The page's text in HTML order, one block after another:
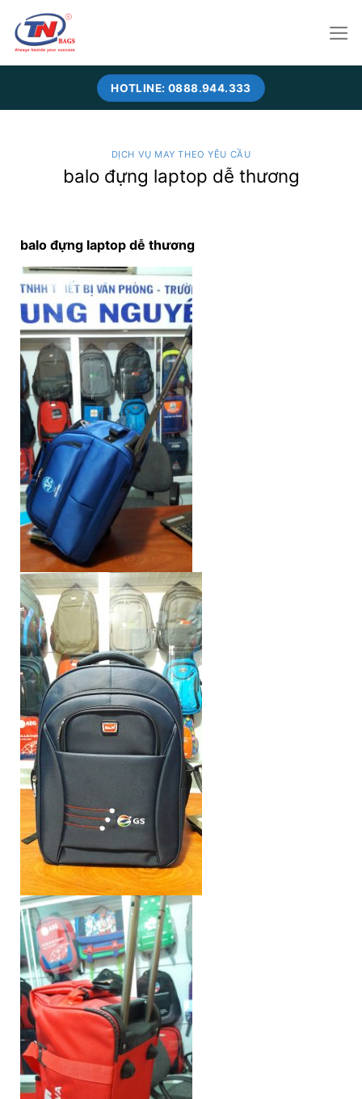
content
HOTLINE: 0888.944.333
DỊCH VỤ MAY THEO YÊU CẦU
balo đựng laptop dễ thương
balo đựng laptop dễ thương